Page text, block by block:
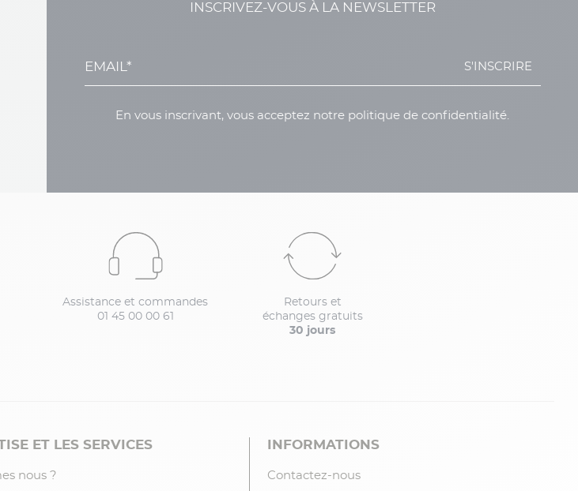
INSCRIVEZ-VOUS À LA NEWSLETTER
S'INSCRIRE
En vous inscrivant, vous acceptez notre politique de confidentialité.
Assistance et commandes
01 45 00 00 61
Retours et
échanges gratuits
30 jours
ET LES SERVICES
nous ?
INFORMATIONS
Contactez-nous